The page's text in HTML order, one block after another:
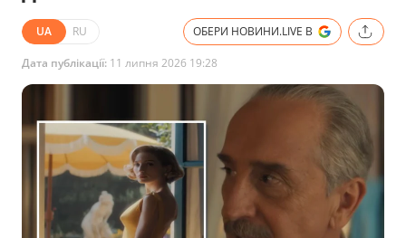
UA RU ОБЕРИ НОВИНИ.LIVE В
Дата публікації: 11 липня 2026 19:28